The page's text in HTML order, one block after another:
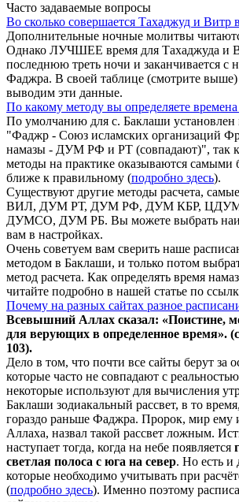
Часто задаваемые вопросы
Во сколько совершается Тахаджуд и Витр
Дополнительные ночные молитвы
Однако ЛУЧШЕЕ время для Тахаджуда и
последнюю треть ночи и заканчивается с
Фаджра. В своей таблице (смотрите
выводим эти данные.
По какому методу вы определяете
По умолчанию для с. Баклаши установлен
"Фаджр - Союз исламских организаций
намазы - ДУМ РФ и РТ (совпадают)", так
методы на практике оказываются самыми
ближе к правильному (подробно здесь).
Существуют другие методы расчета,
ВИЛ, ДУМ РТ, ДУМ РФ, ДУМ КБР,
ДУМСО, ДУМ РБ. Вы можете выбрать
вам в настройках.
Очень советуем вам сверить наше
методом в Баклаши, и только потом
метод расчета. Как определять время
читайте подробно в нашей статье по
Почему на разных сайтах разное
Всевышний Аллах сказал: «Поистине,
для верующих в определенное время».
103).
Дело в том, что почти все сайты берут за
которые часто не совпадают с
некоторые используют для вычисления
Баклаши зодиакальный рассвет, в то
гораздо раньше Фаджра. Пророк, мир ему
Аллаха, назвал такой рассвет ложным.
наступает тогда, когда на небе появляется
светлая полоса с юга на север. Но есть и
которые необходимо учитывать при
(подробно здесь). Именно поэтому